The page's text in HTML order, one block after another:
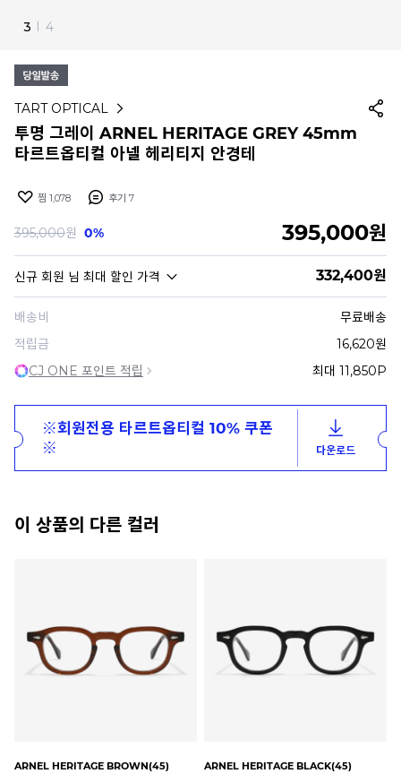
4 I 4
TART OPTICAL
투명 그레이 ARNEL HERITAGE GREY 45mm
타르트옵티컬 아넬 헤리티지 안경테
찜 1,078 후기 7
395,000원 0% 395,000원
신규 회원 님 최대 할인 가격 332,400원
배송비
무료배송
적립금
16,620원
CJ ONE 포인트 적립
최대 11,850P
※회원전용 타르트옵티컬 10% 쿠폰
※
다운로드
이 상품의 다른 컬러
ARNEL HERITAGE BROWN(45) ARNEL HERITAGE BLACK(45)